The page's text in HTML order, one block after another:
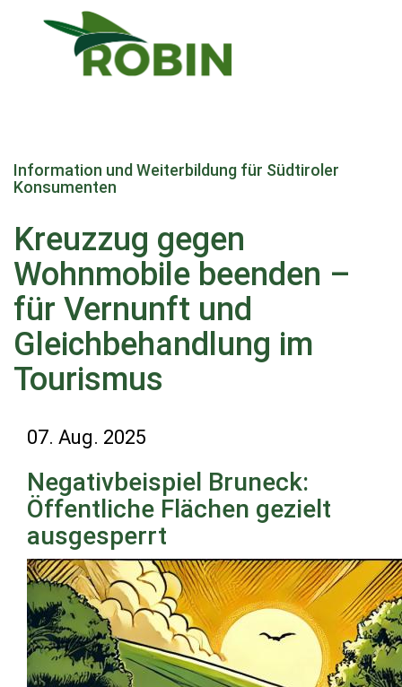
zum
Inhalt
Information und Weiterbildung für Südtiroler
Konsumenten
Kreuzzug gegen
Wohnmobile beenden –
für Vernunft und
Gleichbehandlung im
Tourismus
07. Aug. 2025
Negativbeispiel Bruneck:
Öffentliche Flächen gezielt
ausgesperrt